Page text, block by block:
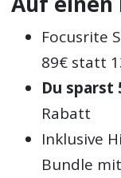
Focusrite
89€ statt
Du sparst
Rabatt
Inklusive
Bundle